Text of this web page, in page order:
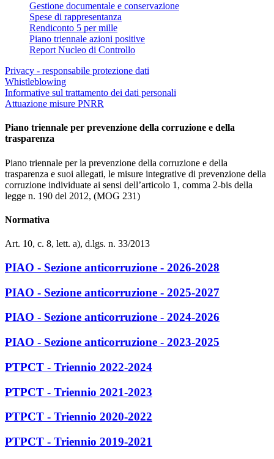
Gestione documentale e conservazione
Spese di rappresentanza
Rendiconto 5 per mille
Piano triennale azioni positive
Report Nucleo di Controllo
Privacy - responsabile protezione dati
Whistleblowing
Informative sul trattamento dei dati personali
Attuazione misure PNRR
Piano triennale per prevenzione della corruzione e della
trasparenza
Piano triennale per la prevenzione della corruzione e della
trasparenza e suoi allegati, le misure integrative di prevenzione della
corruzione individuate ai sensi dell’articolo 1, comma 2-bis della
legge n. 190 del 2012, (MOG 231)
Normativa
Art. 10, c. 8, lett. a), d.lgs. n. 33/2013
PIAO - Sezione anticorruzione - 2026-2028
PIAO - Sezione anticorruzione - 2025-2027
PIAO - Sezione anticorruzione - 2024-2026
PIAO - Sezione anticorruzione - 2023-2025
PTPCT - Triennio 2022-2024
PTPCT - Triennio 2021-2023
PTPCT - Triennio 2020-2022
PTPCT - Triennio 2019-2021